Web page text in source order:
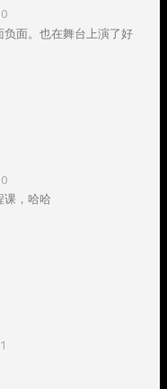
面。也在舞台上演了好
课，哈哈